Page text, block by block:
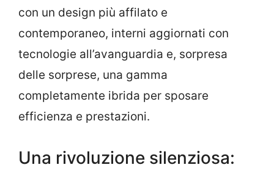
con un design più affilato e
contemporaneo, interni aggiornati con
tecnologie all’avanguardia e, sorpresa
delle sorprese, una gamma
completamente ibrida per sposare
efficienza e prestazioni.
Una rivoluzione silenziosa: